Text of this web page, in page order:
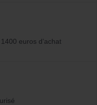
euros d’achat